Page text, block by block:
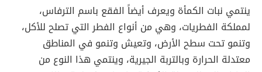
ينتمي نبات الكمأة ويعرف أيضاً الفقع باسم الترفاس،
لمملكة الفطريات، وهي من أنواع الفطر التي تصلح للأكل،
وتنمو تحت سطح الأرض، وتعيش وتنمو في المناطق
معتدلة الحرارة وبالتربة الجيرية، وينتمي هذا النوع من